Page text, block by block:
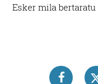
Esker mila